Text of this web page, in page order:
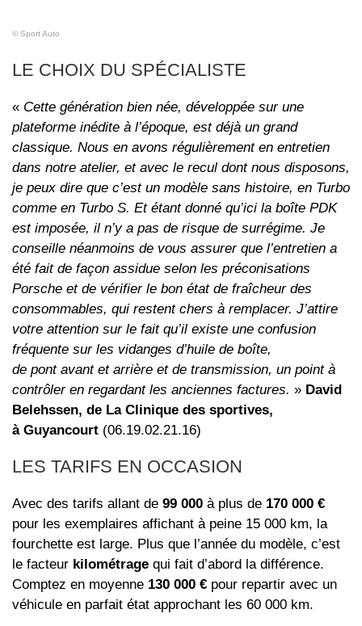
© Sport Auto
LE CHOIX DU SPÉCIALISTE
« Cette génération bien née, développée sur une
plateforme inédite à l’époque, est déjà un grand
classique. Nous en avons régulièrement en entretien
dans notre atelier, et avec le recul dont nous disposons,
je peux dire que c’est un modèle sans histoire, en Turbo
comme en Turbo S. Et étant donné qu’ici la boîte PDK
est imposée, il n’y a pas de risque de surrégime. Je
conseille néanmoins de vous assurer que l’entretien a
été fait de façon assidue selon les préconisations
Porsche et de vérifier le bon état de fraîcheur des
consommables, qui restent chers à remplacer. J’attire
votre attention sur le fait qu’il existe une confusion
fréquente sur les vidanges d’huile de boîte,
de pont avant et arrière et de transmission, un point à
contrôler en regardant les anciennes factures. » David
Belehssen, de La Clinique des sportives,
à Guyancourt (06.19.02.21.16)
LES TARIFS EN OCCASION
Avec des tarifs allant de 99 000 à plus de 170 000 €
pour les exemplaires affichant à peine 15 000 km, la
fourchette est large. Plus que l’année du modèle, c’est
le facteur kilométrage qui fait d’abord la différence.
Comptez en moyenne 130 000 € pour repartir avec un
véhicule en parfait état approchant les 60 000 km.